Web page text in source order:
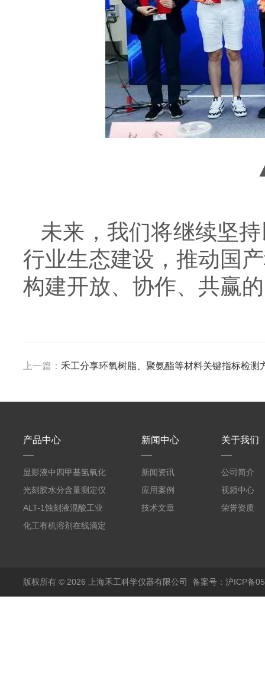
未来，我们将继续坚
行业生态建设，推动国
构建开放、协作、共赢
上一篇： 禾工分享环氧树脂、聚氨酯等材料关键指标检测
产品中心
显影液中四甲基氢氧化
铵的浓度测定仪
光刻胶水分含量测定仪
AKF-C6
ALT-1蚀刻液混酸工业
在线滴定分析仪
化工有机溶剂在线滴定
新闻中心
新闻资讯
应用案例
技术文章
关于我们
公司简介
视频中心
荣誉资质
版权所有 © 2026 上海禾工科学仪器有限公司 备案号：沪ICP备